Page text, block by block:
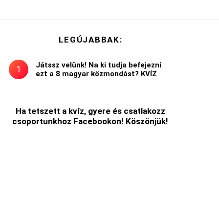
LEGÚJABBAK:
Játssz velünk! Na ki tudja befejezni
ezt a 8 magyar közmondást? KVÍZ
Ha tetszett a kvíz, gyere és csatlakozz
csoportunkhoz Facebookon! Köszönjük!